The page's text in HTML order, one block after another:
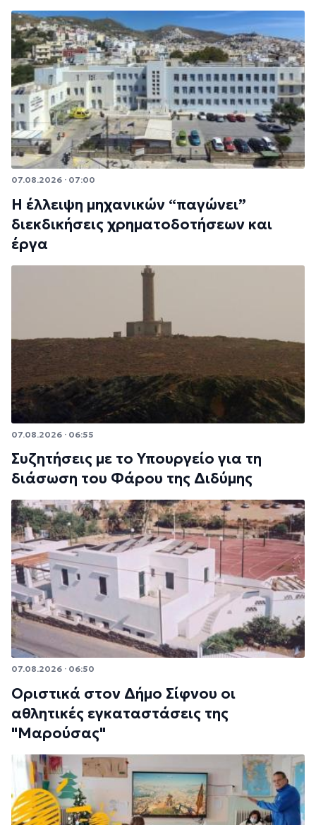
07.08.2026 · 07:00
Η έλλειψη μηχανικών “παγώνει”
διεκδικήσεις χρηματοδοτήσεων και
έργα
07.08.2026 · 06:55
Συζητήσεις με το Υπουργείο για τη
διάσωση του Φάρου της Διδύμης
07.08.2026 · 06:50
Οριστικά στον Δήμο Σίφνου οι
αθλητικές εγκαταστάσεις της
"Μαρούσας"